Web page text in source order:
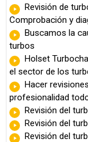
Revisión de
Comprobación y
Buscamos la
turbos
Holset
el sector de los
Hacer
profesionalidad
Revisión del
Revisión del
Revisión del